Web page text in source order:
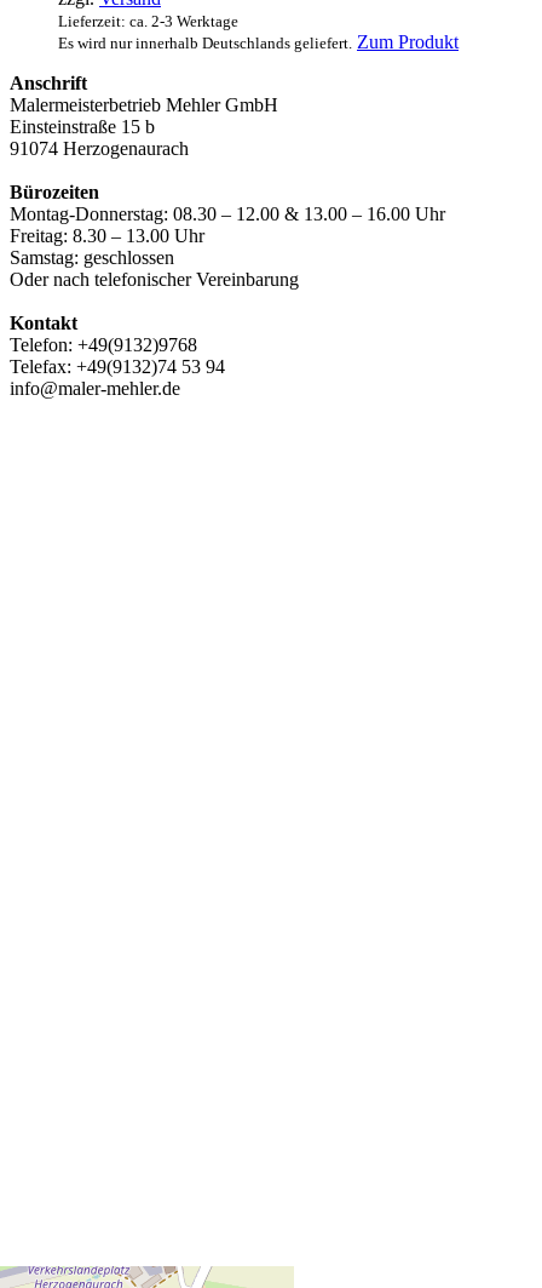
Lieferzeit: ca. 2-3 Werktage
Es wird nur innerhalb Deutschlands geliefert. Zum Produkt
Anschrift
Malermeisterbetrieb Mehler GmbH
Einsteinstraße 15 b
91074 Herzogenaurach
Bürozeiten
Montag-Donnerstag: 08.30 – 12.00 & 13.00 – 16.00 Uhr
Freitag: 8.30 – 13.00 Uhr
Samstag: geschlossen
Oder nach telefonischer Vereinbarung
Kontakt
Telefon: +49(9132)9768
Telefax: +49(9132)74 53 94
info@maler-mehler.de